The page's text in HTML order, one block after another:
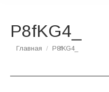
P8fKG4_
Вы здесь:
Главная P8fKG4_